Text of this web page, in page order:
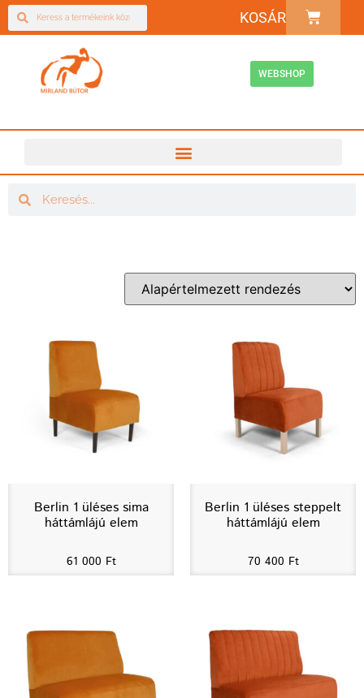
KOSÁR
WEBSHOP
Berlin 1 üléses sima
háttámlájú elem
61 000 Ft
Berlin 1 üléses steppelt
háttámlájú elem
70 400 Ft